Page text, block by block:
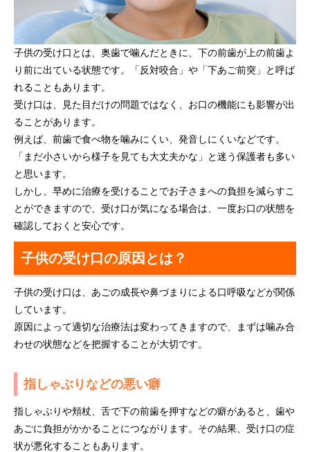
子供の受け口とは、奥歯で噛んだときに、下の前歯が上の前歯よ
り前に出ている状態です。「反対咬合」や「下あご前突」と呼ば
れることもあります。
受け口は、見た目だけの問題ではなく、お口の機能にも影響が出
ることがあります。
例えば、前歯で食べ物を噛みにくい、発音しにくいなどです。
「まだ小さいから様子を見ても大丈夫かな」と迷う保護者も多い
と思います。
しかし、早めに治療を受けることでお子さまへの負担を減らすこ
とができますので、受け口が気になる場合は、一度お口の状態を
確認しておくと安心です。
子供の受け口の原因とは？
子供の受け口は、あごの成長や鼻づまりによる口呼吸などが関係
しています。
原因によって適切な治療法は変わってきますので、まずは噛み合
わせの状態などを把握することが大切です。
指しゃぶりなどの悪い癖
指しゃぶりや頬杖、舌で下の前歯を押すなどの癖があると、歯や
あごに負担がかかることにつながります。その結果、受け口の症
状が悪化することもあります。